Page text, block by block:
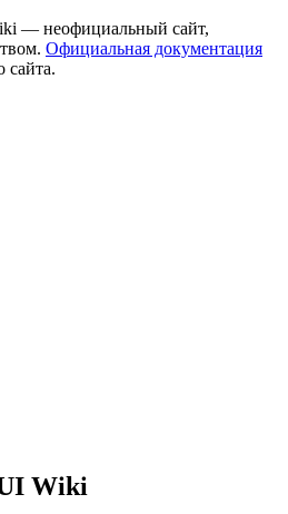
— неофициальный сайт,
Официальная документация
сайта.
Wiki